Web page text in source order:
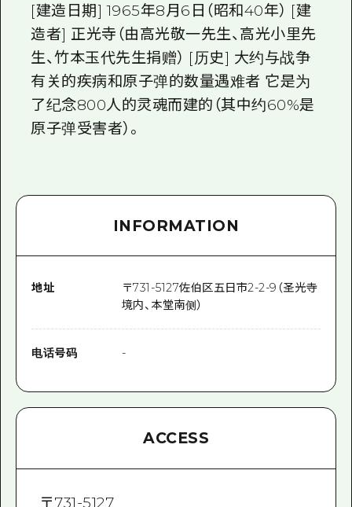
[建造日期] 1965年8月6日（昭和40年） [建
造者] 正光寺（由高光敬一先生、高光小里先
生、竹本玉代先生捐赠） [历史] 大约与战争
有关的疾病和原子弹的数量遇难者 它是为
了纪念800人的灵魂而建的（其中约60%是
原子弹受害者）。
INFORMATION
地址 〒731-5127佐伯区五日市2-2-9（圣光寺
境内、本堂南侧）
电话号码 -
ACCESS
〒731-5127